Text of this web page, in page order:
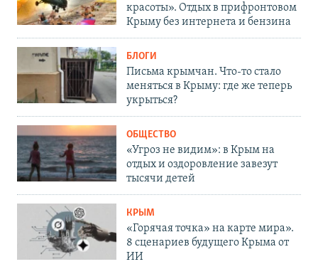
красоты». Отдых в прифронтовом
Крыму без интернета и бензина
БЛОГИ
Письма крымчан. Что-то стало
меняться в Крыму: где же теперь
укрыться?
ОБЩЕСТВО
«Угроз не видим»: в Крым на
отдых и оздоровление завезут
тысячи детей
КРЫМ
«Горячая точка» на карте мира».
8 сценариев будущего Крыма от
ИИ